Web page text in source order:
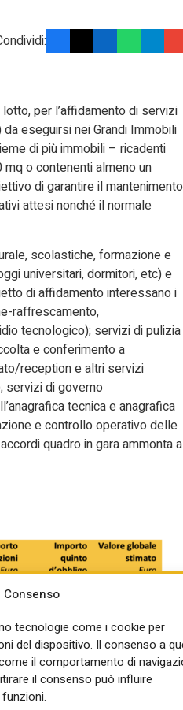
tecnologie come i cookie per
del dispositivo. Il consenso a
il comportamento di
il consenso può influire
per l’affidamento di servizi
eseguirsi nei Grandi Immobili
di più immobili – ricadenti
o contenenti almeno un
di garantire il mantenimento
attesi nonché il normale
scolastiche, formazione e
universitari, dormitori, etc) e
di affidamento interessano i
raffrescamento,
tecnologico); servizi di pulizia
e conferimento a
reception e altri servizi
servizi di governo
tecnica e anagrafica
e controllo operativo delle
quadro in gara ammonta a